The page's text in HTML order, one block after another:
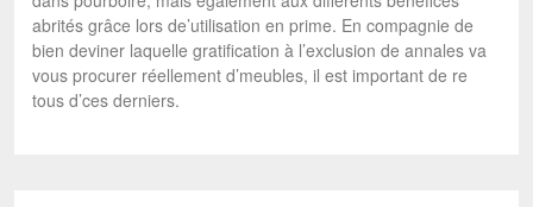
abrités grâce lors de’utilisation en prime. En compagnie de
bien deviner laquelle gratification à l’exclusion de annales va
vous procurer réellement d’meubles, il est important de re
tous d’ces derniers.